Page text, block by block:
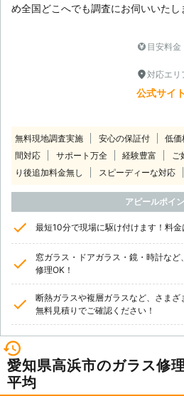
め全国どこへでも調査にお伺いいたし
目安料金
対応エリ
公式サイ
無料現地調査実施 安心の保証付 低価
間対応
サポート万全 経験豊富 ご
り後追加料金無し
スピーディーな対応
アピールポイ
最短10分で現場に駆け付けます！料
窓ガラス・ドアガラス・鏡・時計な
修理OK！
断熱ガラスや複層ガラスなど、さま
無料見積りでご確認ください！
愛知県高浜市のガラス修
平均